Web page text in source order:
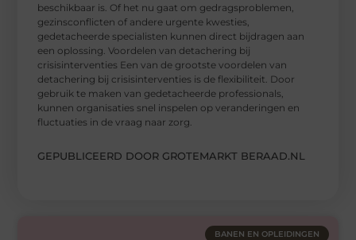
beschikbaar is. Of het nu gaat om gedragsproblemen,
gezinsconflicten of andere urgente kwesties,
gedetacheerde specialisten kunnen direct bijdragen aan
een oplossing. Voordelen van detachering bij
crisisinterventies Een van de grootste voordelen van
detachering bij crisisinterventies is de flexibiliteit. Door
gebruik te maken van gedetacheerde professionals,
kunnen organisaties snel inspelen op veranderingen en
fluctuaties in de vraag naar zorg.
GEPUBLICEERD DOOR GROTEMARKT BERAAD.NL
BANEN EN OPLEIDINGEN